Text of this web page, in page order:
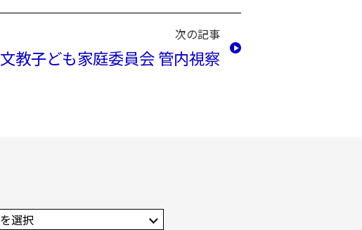
次の記事
文教子ども家庭委員会 管内視察